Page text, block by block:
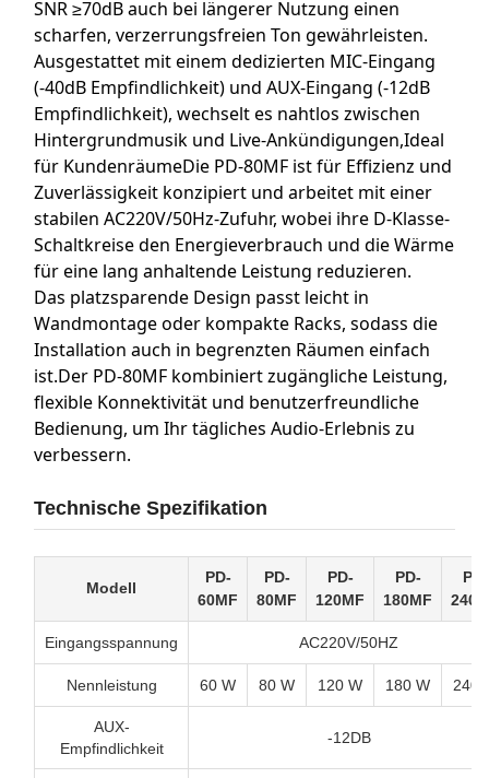
SNR ≥70dB auch bei längerer Nutzung einen
scharfen, verzerrungsfreien Ton gewährleisten.
Ausgestattet mit einem dedizierten MIC-Eingang
(-40dB Empfindlichkeit) und AUX-Eingang (-12dB
Empfindlichkeit), wechselt es nahtlos zwischen
Hintergrundmusik und Live-Ankündigungen,Ideal
für KundenräumeDie PD-80MF ist für Effizienz und
Zuverlässigkeit konzipiert und arbeitet mit einer
stabilen AC220V/50Hz-Zufuhr, wobei ihre D-Klasse-
Schaltkreise den Energieverbrauch und die Wärme
für eine lang anhaltende Leistung reduzieren.
Das platzsparende Design passt leicht in
Wandmontage oder kompakte Racks, sodass die
Installation auch in begrenzten Räumen einfach
ist.Der PD-80MF kombiniert zugängliche Leistung,
flexible Konnektivität und benutzerfreundliche
Bedienung, um Ihr tägliches Audio-Erlebnis zu
verbessern.
Technische Spezifikation
Modell
PD-
60MF
PD-
80MF
PD-
120MF
PD-
180MF
PD-
Eingangsspannung AC220V/50HZ
Nennleistung 60 W 80 W 120 W 180 W 240
AUX-
Empfindlichkeit
-12DB